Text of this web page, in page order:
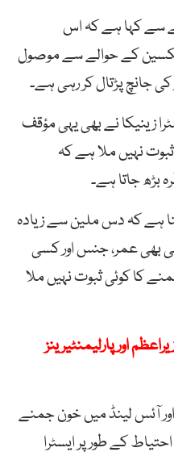
سے کہا ہے کہ اس
کے حوالے سے موصول
جانچ پڑتال کر رہی ہے۔
زینیکا نے بھی یہی مؤقف
نہیں ملا ہے کہ
جاتا ہے۔
ہے کہ دس ملین سے زیادہ
بھی عمر، جنس اور کسی
کوئی ثبوت نہیں ملا
اور پارلیمنٹیرینز
آئس لینڈ میں خون جمنے
کے طور پر ایسٹرا